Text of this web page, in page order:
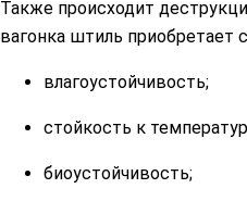
Также происходит
вагонка штиль приобретает
влагоустойчивость;
стойкость к
биоустойчивость;